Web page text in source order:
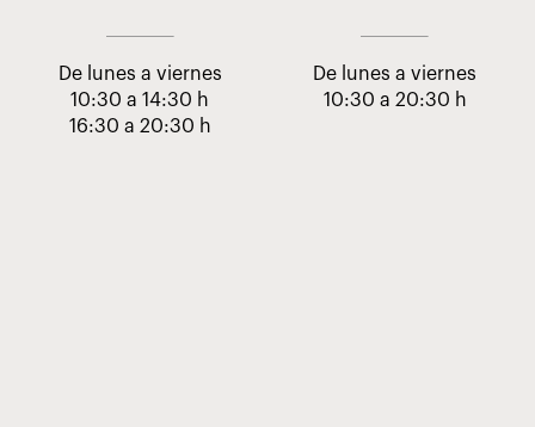
De lunes a viernes
10:30 a 14:30 h
16:30 a 20:30 h
De lunes a viernes
10:30 a 20:30 h